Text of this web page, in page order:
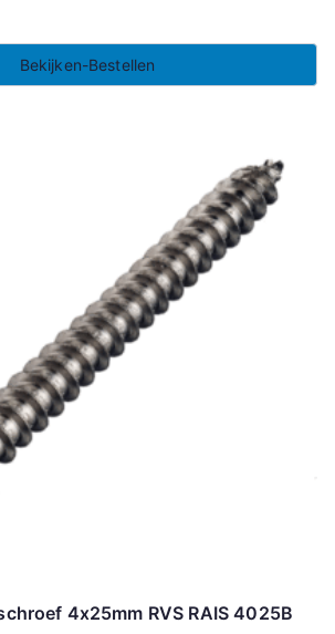
Bekijken-Bestellen
4x25mm RVS RAIS 4025B